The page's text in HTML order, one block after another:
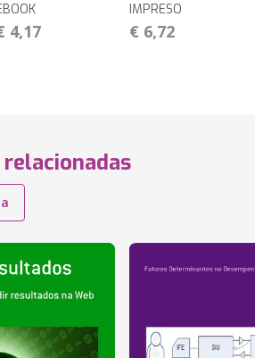
4,17
IMPRESO
€ 6,72